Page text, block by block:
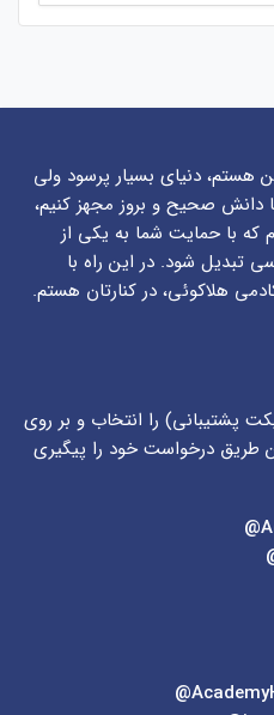
هستم، دنیای بسیار پرسود ولی
دانش صحیح و بروز مجهز کنیم،
که با حمایت شما به یکی از
تبدیل شود. در این راه با
هلاکوئی، در کنارتان هستم.
پشتیبانی) را انتخاب و بر روی
طریق درخواست خود را پیگیری